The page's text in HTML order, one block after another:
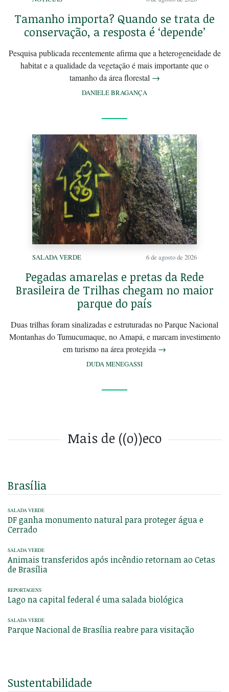
Tamanho importa? Quando se trata de
conservação, a resposta é ‘depende’
Pesquisa publicada recentemente afirma que a heterogeneidade de
habitat e a qualidade da vegetação é mais importante que o
tamanho da área florestal →
DANIELE BRAGANÇA
SALADA VERDE 6 de agosto de 2026
Pegadas amarelas e pretas da Rede
Brasileira de Trilhas chegam no maior
parque do país
Duas trilhas foram sinalizadas e estruturadas no Parque Nacional
Montanhas do Tumucumaque, no Amapá, e marcam investimento
em turismo na área protegida →
DUDA MENEGASSI
Mais de ((o))eco
Brasília
SALADA VERDE
DF ganha monumento natural para proteger água e
Cerrado
SALADA VERDE
Animais transferidos após incêndio retornam ao Cetas
de Brasília
REPORTAGENS
Lago na capital federal é uma salada biológica
SALADA VERDE
Parque Nacional de Brasília reabre para visitação
Sustentabilidade